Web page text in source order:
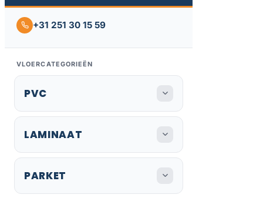
+31 251 30 15 59
VLOERCATEGORIEËN
PVC
LAMINAAT
PARKET